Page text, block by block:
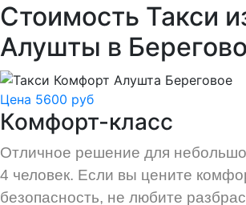
Стоимость Такси
Алушты в
Цена 5600 руб
Комфорт-класс
Отличное решение для
4 человек. Если вы цените
безопасность, не любите